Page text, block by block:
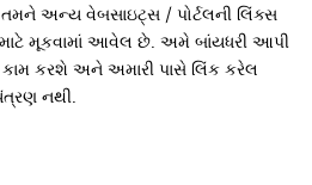
અન્ય વેબસાઇટ્સ / પોર્ટલની લિંક્સ
મૂકવામાં આવેલ છે. અમે બાંયધરી આપી
કરશે અને અમારી પાસે લિંક કરેલ
નથી.